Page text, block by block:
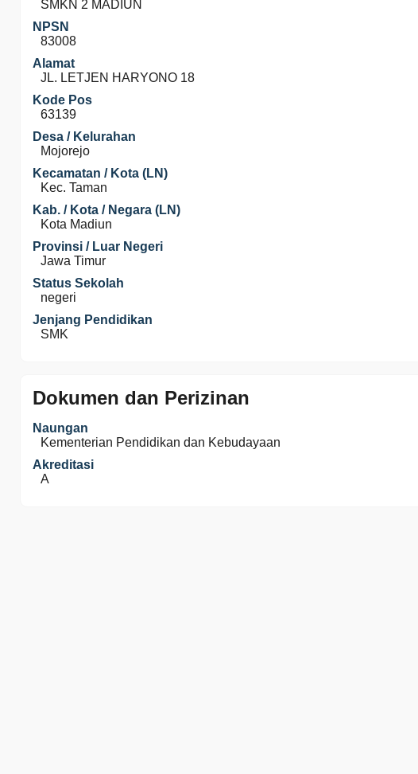
SMKN 2 MADIUN
NPSN
83008
Alamat
JL. LETJEN HARYONO 18
Kode Pos
63139
Desa / Kelurahan
Mojorejo
Kecamatan / Kota (LN)
Kec. Taman
Kab. / Kota / Negara (LN)
Kota Madiun
Provinsi / Luar Negeri
Jawa Timur
Status Sekolah
negeri
Jenjang Pendidikan
SMK
Dokumen dan Perizinan
Naungan
Kementerian Pendidikan dan Kebudayaan
Akreditasi
A